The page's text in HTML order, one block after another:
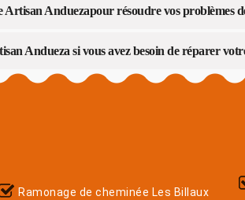
Artisan Anduezapour résoudre vos problèmes
Andueza si vous avez besoin de réparer
Ramonage de cheminée Les Billaux